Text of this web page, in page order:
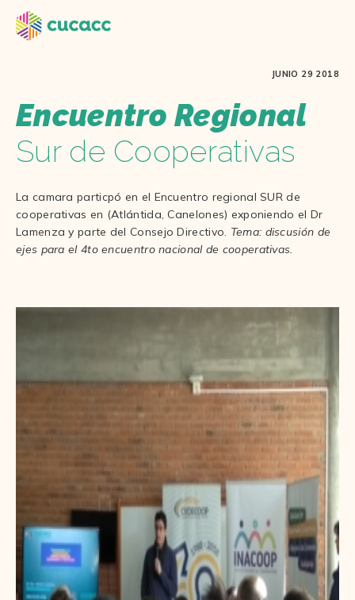
JUNIO 29 2018
Encuentro Regional
Sur de Cooperativas
La camara particpó en el Encuentro regional SUR de
cooperativas en (Atlántida, Canelones) exponiendo el Dr
Lamenza y parte del Consejo Directivo. Tema: discusión de
ejes para el 4to encuentro nacional de cooperativas.